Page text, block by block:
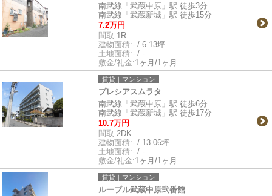
南武線「武蔵中原」駅 徒歩3分
南武線「武蔵新城」駅 徒歩15分
7.2万円
間取:1R
建物面積:- / 6.13坪
土地面積:- / -
敷金/礼金:1ヶ月/1ヶ月
賃貸｜マンション
プレシアスムラタ
南武線「武蔵中原」駅 徒歩6分
南武線「武蔵新城」駅 徒歩17分
10.7万円
間取:2DK
建物面積:- / 13.06坪
土地面積:- / -
敷金/礼金:1ヶ月/1ヶ月
賃貸｜マンション
ルーブル武蔵中原弐番館